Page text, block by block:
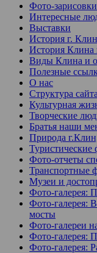
Фото-
Интересные
Выставки
История г.
История Клина
Виды Клина и
Полезные
О нас
Структура сайта
Культурная
Творческие
Братья наши
Природа
Туристические
Фото-отчеты
Транспортные
Музеи и
Фото-галерея:
Фото-галерея:
мосты
Фото-галереи
Фото-галерея:
Фото-галерея: